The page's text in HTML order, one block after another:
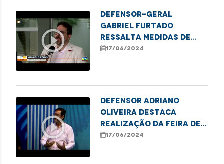
play_circle_outline
Defensor-geral
Gabriel Furtado
ressalta medidas de
combate à violência
17/06/2024
play_circle_outline
Defensor Adriano
Oliveira destaca
realização da Feira de
Empreendedorismo e do
17/06/2024